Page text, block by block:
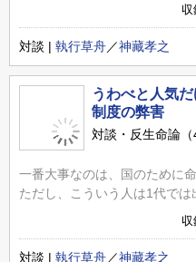
対談 | 執行草舟／神藏孝之
うわべと人気
制度の弊害
対談・反生命論
一番大事なのは、国のために
ただし、こういう人は1代では
対談 | 執行草舟／神藏孝之